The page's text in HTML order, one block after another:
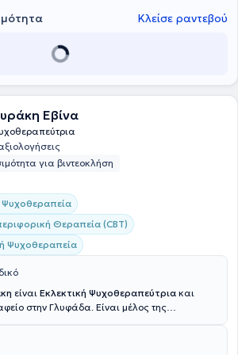
Κλείσε ραντεβού
Εβίνα
για βιντεοκλήση
Θεραπεία (CBT)
Ψυχοθεραπεία
είναι Εκλεκτική Ψυχοθεραπεύτρια και
στην Γλυφάδα. Είναι μέλος της
(ΠΕΕΠΒΙΠ), της Ελληνικής Εταιρίας
Πανελλήνιας Ένωσης Θεραπευτών μέσω